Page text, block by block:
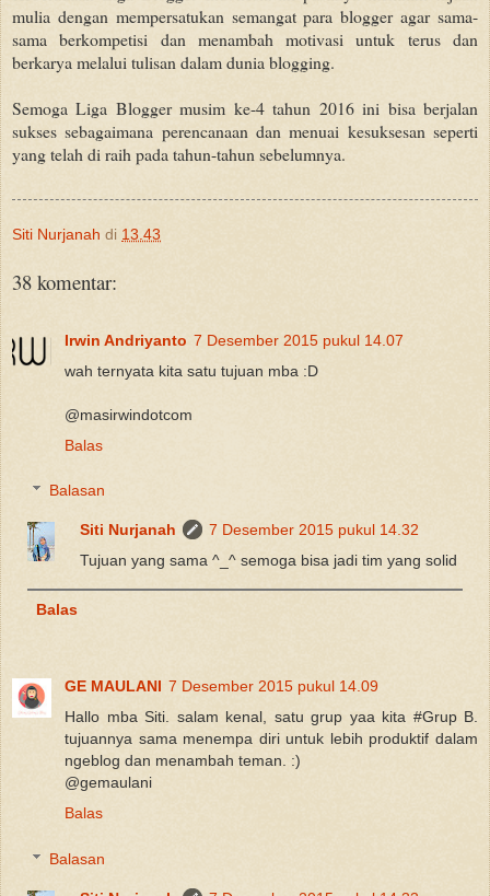
mulia dengan mempersatukan semangat para bloggeragarsama-
sama berkompetisi dan menambah motivasi untuk terus dan
berkarya melalui tulisan dalam dunia blogging.
Semoga Liga Blogger musim ke-4 tahun 2016 ini bisa berjalan
sukses sebagaimana perencanaan dan menuai kesuksesan seperti
yang telah di raih pada tahun-tahun sebelumnya.
Siti Nurjanah di 13.43
38 komentar:
Irwin Andriyanto 7 Desember 2015 pukul 14.07
wah ternyata kita satu tujuan mba :D
@masirwindotcom
Balas
Balasan
Siti Nurjanah
7 Desember 2015 pukul 14.32
Tujuan yang sama ^_^ semoga bisa jadi tim yang solid
Balas
GE MAULANI 7 Desember 2015 pukul 14.09
Hallo mba Siti. salam kenal, satu grup yaa kita #Grup B.
tujuannya sama menempa diri untuk lebih produktif dalam
ngeblog dan menambah teman. :)
@gemaulani
Balas
Balasan